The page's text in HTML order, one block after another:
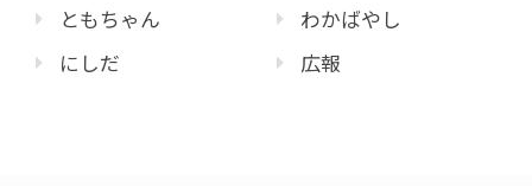
ともちゃん
にしだ
わかばやし
広報